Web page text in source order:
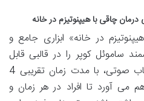
چاقی با هیپنوتیزم در خانه
در خانه» ابزاری جامع و
ساموئل کوپر را در قالبی قابل
دسترس ارائه می دهد. این کتاب صوتی، با مدت زمان تقریبی 4
فراهم می آورد تا افراد در هر زمان و